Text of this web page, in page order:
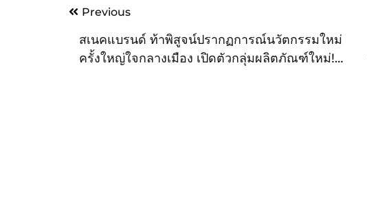
PostPrevious
สเนคแบรนด์ ท้าพิสูจน์ปรากฏการณ์นวัตกรรมใหม่
ครั้งใหญ่ใจกลางเมือง เปิดตัวกลุ่มผลิตภัณฑ์ใหม่!